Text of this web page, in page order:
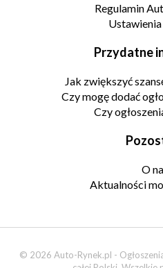
Regulamin
Przydatne
Jak zwiększyć
Czy mogę dodać
Czy
O
Aktualności
© 2026 Auto-Rynek.pl -